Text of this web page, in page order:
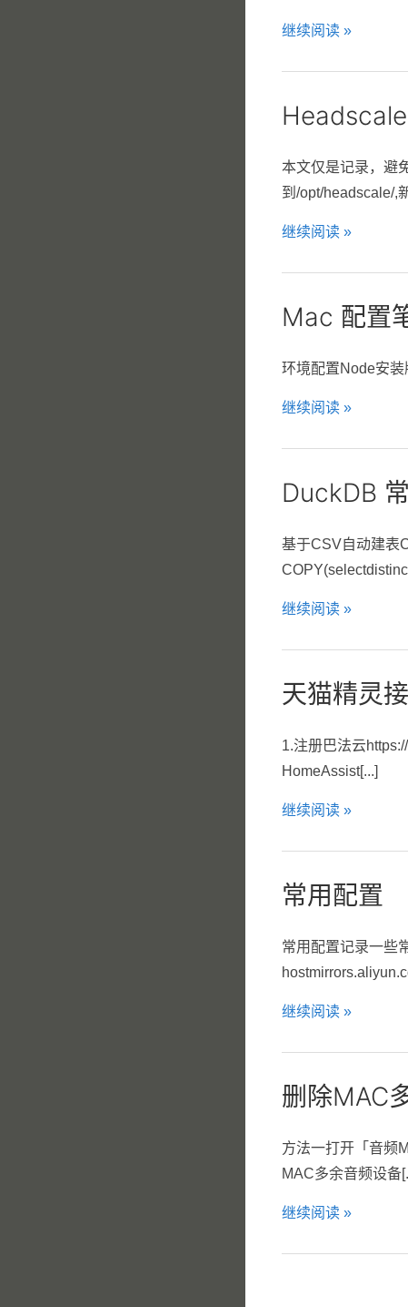
继续阅读 »
本文仅是记录，避
到/opt/headscale/,
继续阅读 »
Mac 配置
环境配置Node安装
继续阅读 »
DuckDB
基于CSV自动建表
继续阅读 »
天猫精灵
1.注册巴法云
HomeAssist[...]
继续阅读 »
常用配置
常用配置记录一些
继续阅读 »
删除MAC
方法一打开「音频
MAC多余音频设备
继续阅读 »